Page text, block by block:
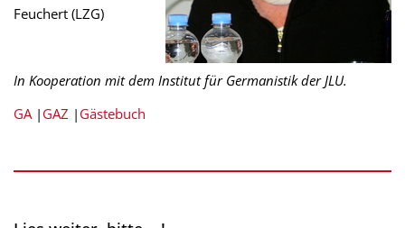
Feuchert (LZG)
In Kooperation mit dem Institut für Germanistik der JLU.
GA| GAZ | Gästebuch